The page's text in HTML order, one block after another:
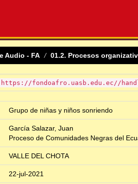
Audio - FA 01.2. Procesos
https://fondoafro.uasb.edu.ec//
Grupo de niñas y niños sonriendo
García Salazar, Juan
Proceso de Comunidades Negras del
VALLE DEL CHOTA
22-jul-2021